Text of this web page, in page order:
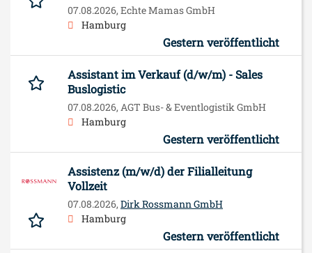
07.08.2026, Echte Mamas GmbH
Hamburg
Gestern veröffentlicht
Assistant im Verkauf (d/w/m) - Sales
Buslogistic
07.08.2026, AGT Bus- & Eventlogistik GmbH
Hamburg
Gestern veröffentlicht
Assistenz (m/w/d) der Filialleitung
Vollzeit
07.08.2026, Dirk Rossmann GmbH
Hamburg
Gestern veröffentlicht